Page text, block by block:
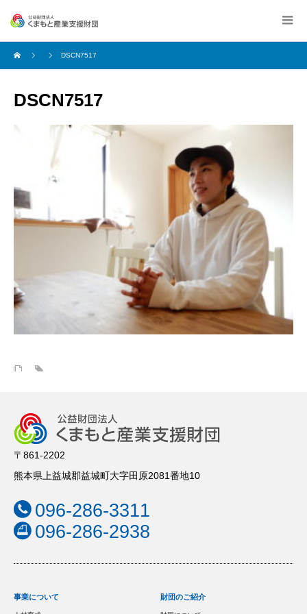
DSCN7517
DSCN7517
〒861-2202
熊本県上益城郡益城町大字田原2081番地10
096-286-3311
096-286-2938
事業について 財団のご紹介